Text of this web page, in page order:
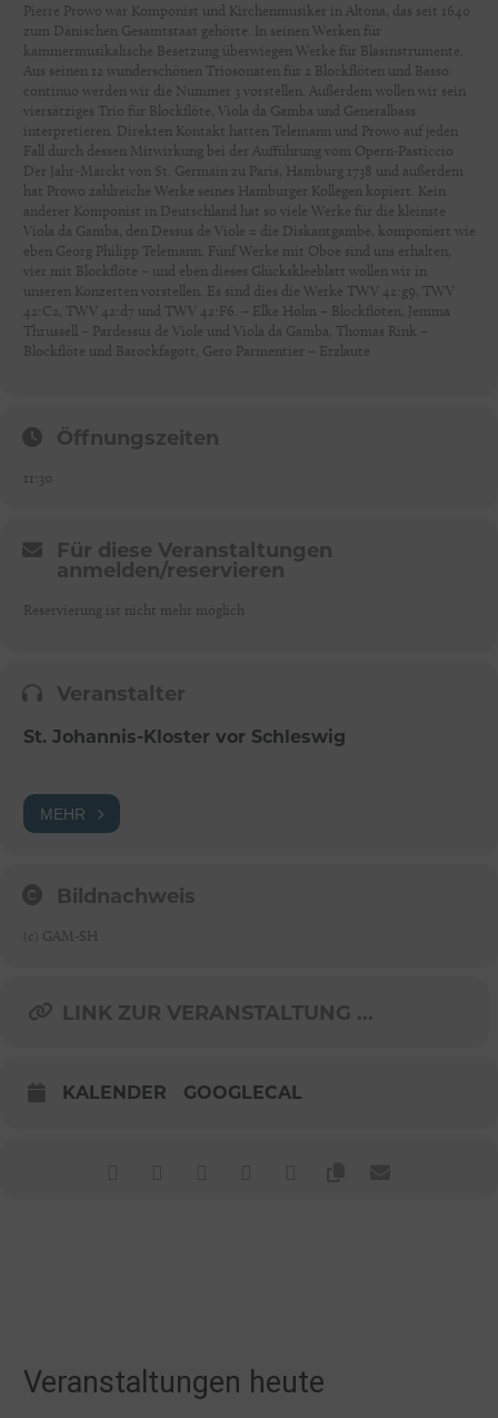
Pierre Prowo war Komponist und Kirchenmusiker in Altona, das seit 1640
zum Dänischen Gesamtstaat gehörte. In seinen Werken für
kammermusikalische Besetzung überwiegen Werke für Blasinstrumente.
Aus seinen 12 wunderschönen Triosonaten für 2 Blockflöten und Basso
continuo werden wir die Nummer 3 vorstellen. Außerdem wollen wir sein
viersätziges Trio für Blockflöte, Viola da Gamba und Generalbass
interpretieren. Direkten Kontakt hatten Telemann und Prowo auf jeden
Fall durch dessen Mitwirkung bei der Aufführung vom Opern-Pasticcio
Der Jahr-Marckt von St. Germain zu Paris, Hamburg 1738 und außerdem
hat Prowo zahlreiche Werke seines Hamburger Kollegen kopiert. Kein
anderer Komponist in Deutschland hat so viele Werke für die kleinste
Viola da Gamba, den Dessus de Viole = die Diskantgambe, komponiert wie
eben Georg Philipp Telemann. Fünf Werke mit Oboe sind uns erhalten,
vier mit Blockflöte – und eben dieses Glückskleeblatt wollen wir in
unseren Konzerten vorstellen. Es sind dies die Werke TWV 42:g9, TWV
42:C2, TWV 42:d7 und TWV 42:F6. – Elke Holm – Blockflöten, Jemma
Thrussell – Pardessus de Viole und Viola da Gamba, Thomas Rink –
Blockflöte und Barockfagott, Gero Parmentier – Erzlaute
Öffnungszeiten
11:30
Für diese Veranstaltungen
anmelden/reservieren
Reservierung ist nicht mehr möglich
Veranstalter
St. Johannis-Kloster vor Schleswig
MEHR
Bildnachweis
(c) GAM-SH
LINK ZUR VERANSTALTUNG ...
KALENDER GOOGLECAL
Veranstaltungen heute